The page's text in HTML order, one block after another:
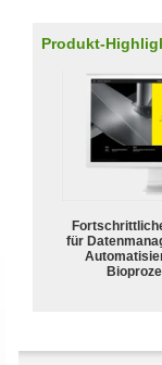
Produkt-
für